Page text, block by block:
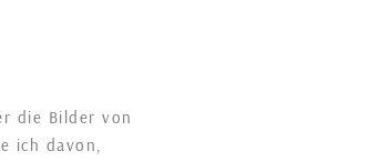
die Bilder von
ich davon,